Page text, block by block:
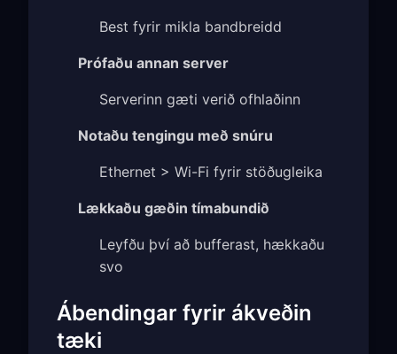
Best fyrir mikla bandbreidd
Prófaðu annan server
Serverinn gæti verið ofhlaðinn
Notaðu tengingu með snúru
Ethernet > Wi-Fi fyrir stöðugleika
Lækkaðu gæðin tímabundið
Leyfðu því að bufferast, hækkaðu
svo
Ábendingar fyrir ákveðin
tæki